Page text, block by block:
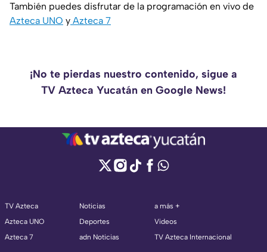
También puedes disfrutar de la programación en vivo de
Azteca UNO y Azteca 7
¡No te pierdas nuestro contenido, sigue a
TV Azteca Yucatán en Google News!
TV Azteca
Azteca UNO
Azteca 7
Noticias
Deportes
adn Noticias
a más +
Videos
TV Azteca Internacional